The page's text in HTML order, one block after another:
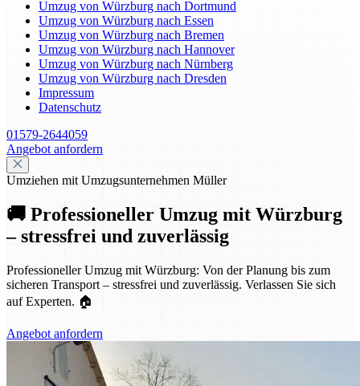
Umzug von Würzburg nach Dortmund
Umzug von Würzburg nach Essen
Umzug von Würzburg nach Bremen
Umzug von Würzburg nach Hannover
Umzug von Würzburg nach Nürnberg
Umzug von Würzburg nach Dresden
Impressum
Datenschutz
01579-2644059
Angebot anfordern
Umziehen mit Umzugsunternehmen Müller
🚚 Professioneller Umzug mit Würzburg
– stressfrei und zuverlässig
Professioneller Umzug mit Würzburg: Von der Planung bis zum
sicheren Transport – stressfrei und zuverlässig. Verlassen Sie sich
auf Experten. 🏠
Angebot anfordern